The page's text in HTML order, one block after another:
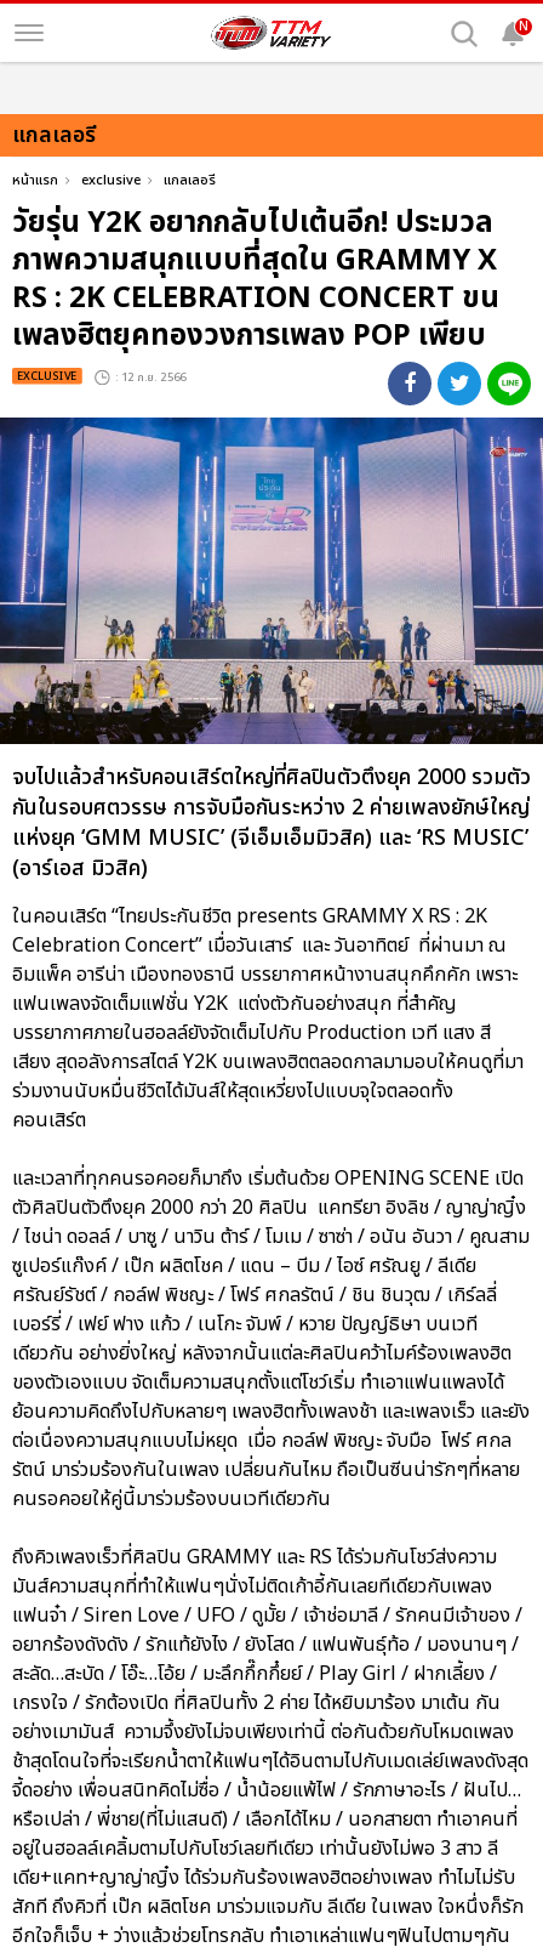
N
แกลเลอรี
หน้าแรก exclusive แกลเลอรี
วัยรุ่น Y2K อยากกลับไปเต้นอีก! ประมวล
ภาพความสนุกแบบที่สุดใน GRAMMY X
RS : 2K CELEBRATION CONCERT ขน
เพลงฮิตยุคทองวงการเพลง POP เพียบ
EXCLUSIVE : 12 ก.ย. 2566
จบไปแล้วสำหรับคอนเสิร์ตใหญ่ที่ศิลปินตัวตึงยุค 2000 รวมตัว
กันในรอบศตวรรษ การจับมือกันระหว่าง 2 ค่ายเพลงยักษ์ใหญ่
แห่งยุค ‘GMM MUSIC’ (จีเอ็มเอ็มมิวสิค) และ ‘RS MUSIC’
(อาร์เอส มิวสิค)
ในคอนเสิร์ต “ไทยประกันชีวิต presents GRAMMY X RS : 2K
Celebration Concert” เมื่อวันเสาร์ และ วันอาทิตย์ ที่ผ่านมา ณ
อิมแพ็ค อารีน่า เมืองทองธานี บรรยากาศหน้างานสนุกคึกคัก เพราะ
แฟนเพลงจัดเต็มแฟชั่น Y2K แต่งตัวกันอย่างสนุก ที่สำคัญ
บรรยากาศภายในฮอลล์ยังจัดเต็มไปกับ Production เวที แสง สี
เสียง สุดอลังการสไตล์ Y2K ขนเพลงฮิตตลอดกาลมามอบให้คนดูที่มา
ร่วมงานนับหมื่นชีวิตได้มันส์ให้สุดเหวี่ยงไปแบบจุใจตลอดทั้ง
คอนเสิร์ต
และเวลาที่ทุกคนรอคอยก็มาถึง เริ่มต้นด้วย OPENING SCENE เปิด
ตัวศิลปินตัวตึงยุค 2000 กว่า 20 ศิลปิน แคทรียา อิงลิช / ญาญ่าญิ๋ง
/ ไชน่า ดอลล์ / บาซู / นาวิน ต้าร์ / โมเม / ซาซ่า / อนัน อันวา / คูณสาม
ซูเปอร์แก๊งค์ / เป๊ก ผลิตโชค / แดน – บีม / ไอซ์ ศรัณยู / ลีเดีย
ศรัณย์รัชต์ / กอล์ฟ พิชญะ / โฟร์ ศกลรัตน์ / ชิน ชินวุฒ / เกิร์ลลี่
เบอร์รี่ / เฟย์ ฟาง แก้ว / เนโกะ จัมพ์ / หวาย ปัญญ์ธิษา บนเวที
เดียวกัน อย่างยิ่งใหญ่ หลังจากนั้นแต่ละศิลปินคว้าไมค์ร้องเพลงฮิต
ของตัวเองแบบ จัดเต็มความสนุกตั้งแต่โชว์เริ่ม ทำเอาแฟนแพลงได้
ย้อนความคิดถึงไปกับหลายๆ เพลงฮิตทั้งเพลงช้า และเพลงเร็ว และยัง
ต่อเนื่องความสนุกแบบไม่หยุด เมื่อ กอล์ฟ พิชญะ จับมือ โฟร์ ศกล
รัตน์ มาร่วมร้องกันในเพลง เปลี่ยนกันไหม ถือเป็นซีนน่ารักๆที่หลาย
คนรอคอยให้คู่นี้มาร่วมร้องบนเวทีเดียวกัน
ถึงคิวเพลงเร็วที่ศิลปิน GRAMMY และ RS ได้ร่วมกันโชว์ส่งความ
มันส์ความสนุกที่ทำให้แฟนๆนั่งไม่ติดเก้าอี้กันเลยทีเดียวกับเพลง
แฟนจ๋า / Siren Love / UFO / ดูมั้ย / เจ้าช่อมาลี / รักคนมีเจ้าของ /
อยากร้องดังดัง / รักแท้ยังไง / ยังโสด / แฟนพันธุ์ท้อ / มองนานๆ /
สะลัด…สะบัด / โอ๊ะ…โอ้ย / มะลึกกึ๊กกึ๋ยย์ / Play Girl / ฝากเลี้ยง /
เกรงใจ / รักต้องเปิด ที่ศิลปินทั้ง 2 ค่าย ได้หยิบมาร้อง มาเต้น กัน
อย่างเมามันส์ ความจึ้งยังไม่จบเพียงเท่านี้ ต่อกันด้วยกับโหมดเพลง
ช้าสุดโดนใจที่จะเรียกน้ำตาให้แฟนๆได้อินตามไปกับเมดเล่ย์เพลงดังสุด
จี้ดอย่าง เพื่อนสนิทคิดไม่ซื่อ / น้ำน้อยแพ้ไฟ / รักภาษาอะไร / ฝันไป…
หรือเปล่า / พี่ชาย(ที่ไม่แสนดี) / เลือกได้ไหม / นอกสายตา ทำเอาคนที่
อยู่ในฮอลล์เคลิ้มตามไปกับโชว์เลยทีเดียว เท่านั้นยังไม่พอ 3 สาว ลี
เดีย+แคท+ญาญ่าญิ๋ง ได้ร่วมกันร้องเพลงฮิตอย่างเพลง ทำไมไม่รับ
สักที ถึงคิวที่ เป๊ก ผลิตโชค มาร่วมแจมกับ ลีเดีย ในเพลง ใจหนึ่งก็รัก
อีกใจก็เจ็บ + ว่างแล้วช่วยโทรกลับ ทำเอาเหล่าแฟนๆฟินไปตามๆกัน